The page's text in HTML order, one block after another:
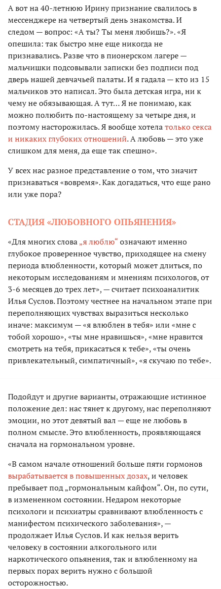
А вот на 40-летнюю Ирину признание свалилось в
мессенджере на четвертый день знакомства. И
следом — вопрос: «А ты? Ты меня любишь?». «Я
опешила: так быстро мне еще никогда не
признавались. Разве что в пионерском лагере —
мальчишки подсовывали записки без подписи под
дверь нашей девчачьей палаты. И я гадала — кто из 15
мальчиков это написал. Это была детская игра, ни к
чему не обязывающая. А тут… Я не понимаю, как
можно полюбить по-настоящему за четыре дня, и
поэтому насторожилась. Я вообще хотелатолько секса
и никаких глубоких отношений. А любовь — это уже
слишком для меня, да еще так спешно».
У всех нас разное представление о том, что значит
признаваться «вовремя». Как догадаться, что еще рано
или уже пора?
СТАДИЯ «ЛЮБОВНОГО ОПЬЯНЕНИЯ»
«Для многих слова„я люблю“означают именно
глубокое проверенное чувство, приходящее на смену
периода влюбленности, который может длиться, по
некоторым исследованиям и мнениям психологов, от
3-6 месяцев до трех лет», — считает психоаналитик
Илья Суслов. Поэтому честнее на начальном этапе при
переполняющих чувствах выразиться несколько
иначе: максимум — «я влюблен в тебя» или «мне с
тобой хорошо», «ты мне нравишься», «мне нравится
смотреть на тебя, прикасаться к тебе», «ты очень
привлекательный, симпатичный», «я скучаю по тебе».
Подойдут и другие варианты, отражающие истинное
положение дел: нас тянет к другому, нас переполняют
эмоции, но этот девятый вал — еще не любовь в
полном смысле. Это влюбленность, проявляющаяся
сначала на гормональном уровне.
«В самом начале отношений больше пяти гормонов
вырабатывается в повышенных дозах, и человек
пребывает под „гормональным кайфом“. Он, по сути,
в измененном состоянии. Недаром некоторые
психологи и психиатры сравнивают влюбленность с
манифестом психического заболевания», —
продолжает Илья Суслов. И как нельзя верить
человеку в состоянии алкогольного или
наркотического опьянения, так и влюбленному на
первых порах верить нужно с большой
осторожностью.